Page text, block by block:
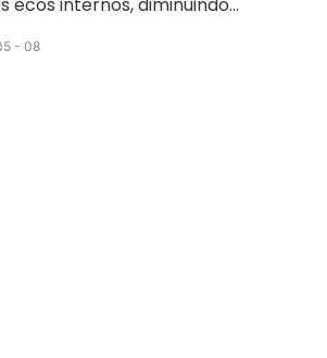
ecos internos, diminuindo
de ruído no espaço. Isso
08